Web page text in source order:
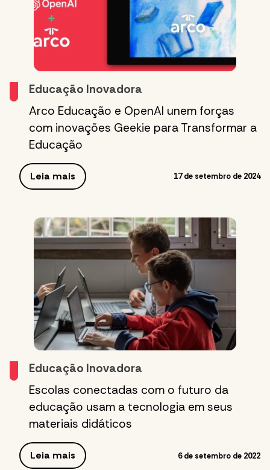
Educação Inovadora
Arco Educação e OpenAI unem forças
com inovações Geekie para Transformar a
Educação
Leia mais 17 de setembro de 2024
Educação Inovadora
Escolas conectadas com o futuro da
educação usam a tecnologia em seus
materiais didáticos
Leia mais 6 de setembro de 2022